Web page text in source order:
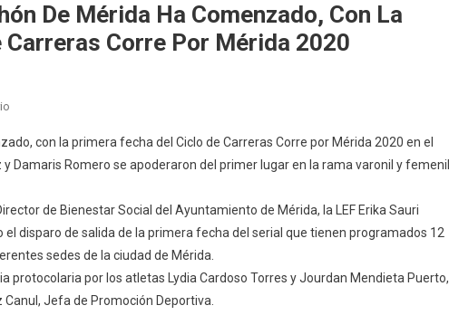
De Mérida Ha Comenzado, Con La
Carreras Corre Por Mérida 2020
Camino
Rumbo
Marathón
De
Mérida
Ha
Comenzado,
con la primera fecha del Ciclo de Carreras Corre por Mérida 2020 en el
Damaris Romero se apoderaron del primer lugar en la rama varonil y femenil
de Bienestar Social del Ayuntamiento de Mérida, la LEF Erika Sauri
disparo de salida de la primera fecha del serial que tienen programados 12
sedes de la ciudad de Mérida.
protocolaria por los atletas Lydia Cardoso Torres y Jourdan Mendieta Puerto,
Jefa de Promoción Deportiva.